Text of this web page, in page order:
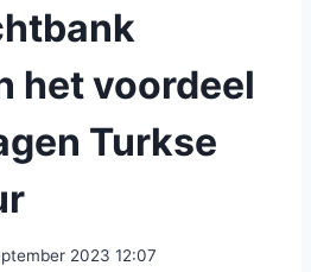
het voordeel
Turkse
2023 12:07